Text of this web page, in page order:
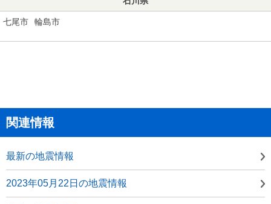
七尾市 輪島市
関連情報
最新の地震情報
2023年05月22日の地震情報